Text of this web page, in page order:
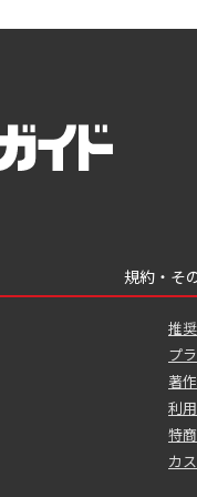
規約・そ
推
プ
著
利
特
カ